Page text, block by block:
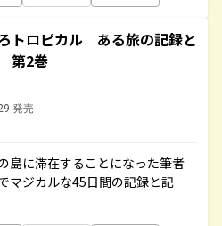
トロピカル ある旅の記録と
第2巻
発売
島に滞在することになった筆者
マジカルな45日間の記録と記